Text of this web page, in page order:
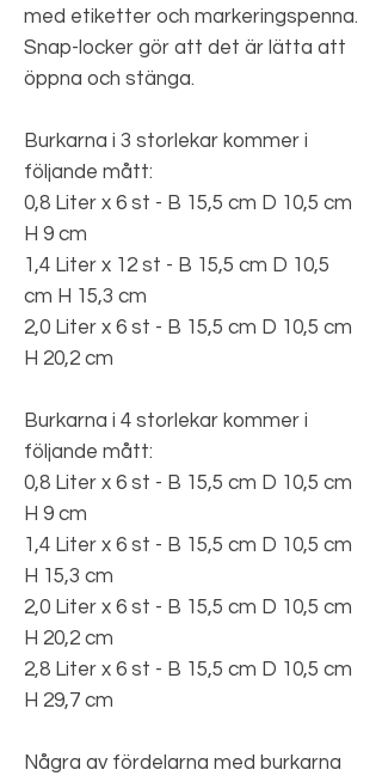
med etiketter och markeringspenna.
Snap-locker gör att det är lätta att
öppna och stänga.
Burkarna i 3 storlekar kommer i
följande mått:
0,8 Liter x 6 st - B 15,5 cm D 10,5 cm
H 9 cm
1,4 Liter x 12 st - B 15,5 cm D 10,5
cm H 15,3 cm
2,0 Liter x 6 st - B 15,5 cm D 10,5 cm
H 20,2 cm
Burkarna i 4 storlekar kommer i
följande mått:
0,8 Liter x 6 st - B 15,5 cm D 10,5 cm
H 9 cm
1,4 Liter x 6 st - B 15,5 cm D 10,5 cm
H 15,3 cm
2,0 Liter x 6 st - B 15,5 cm D 10,5 cm
H 20,2 cm
2,8 Liter x 6 st - B 15,5 cm D 10,5 cm
H 29,7 cm
Några av fördelarna med burkarna